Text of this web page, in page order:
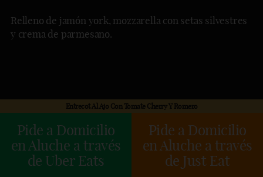
Relleno de jamón york, mozzarella con setas silvestres
y crema de parmesano.
Entrecot Al Ajo Con Tomate Cherry Y Romero
Pide a Domicilio
en Aluche a través
de Uber Eats
Pide a Domicilio
en Aluche a través
de Just Eat